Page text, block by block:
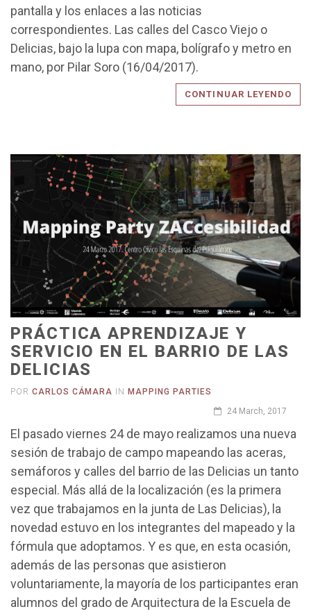
pantalla y los enlaces a las noticias
correspondientes. Las calles del Casco Viejo o
Delicias, bajo la lupa con mapa, bolígrafo y metro en
mano, por Pilar Soro (16/04/2017).
CONTINUAR LEYENDO
PRÁCTICA APRENDIZAJE Y
SERVICIO EN EL BARRIO DE LAS
DELICIAS
POR CARLOS CÁMARA IN
MAPPING PARTIES
24 March, 2017
El pasado viernes 24 de mayo realizamos una nueva
sesión de trabajo de campo mapeando las aceras,
semáforos y calles del barrio de las Delicias un tanto
especial. Más allá de la localización (es la primera
vez que trabajamos en la junta de Las Delicias), la
novedad estuvo en los integrantes del mapeado y la
fórmula que adoptamos. Y es que, en esta ocasión,
además de las personas que asistieron
voluntariamente, la mayoría de los participantes eran
alumnos del grado de Arquitectura de la Escuela de